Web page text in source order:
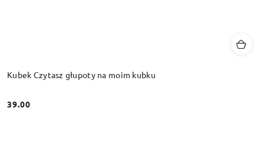
Kubek Czytasz głupoty na moim kubku
Cena:
39.00